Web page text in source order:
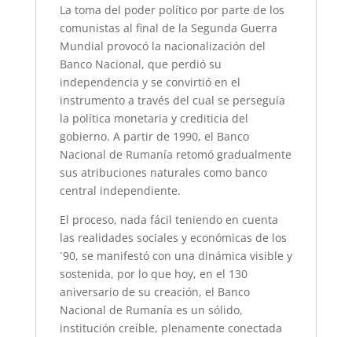
La toma del poder político por parte de los
comunistas al final de la Segunda Guerra
Mundial provocó la nacionalización del
Banco Nacional, que perdió su
independencia y se convirtió en el
instrumento a través del cual se perseguía
la política monetaria y crediticia del
gobierno. A partir de 1990, el Banco
Nacional de Rumanía retomó gradualmente
sus atribuciones naturales como banco
central independiente.
El proceso, nada fácil teniendo en cuenta
las realidades sociales y económicas de los
´90, se manifestó con una dinámica visible y
sostenida, por lo que hoy, en el 130
aniversario de su creación, el Banco
Nacional de Rumanía es un sólido,
institución creíble, plenamente conectada